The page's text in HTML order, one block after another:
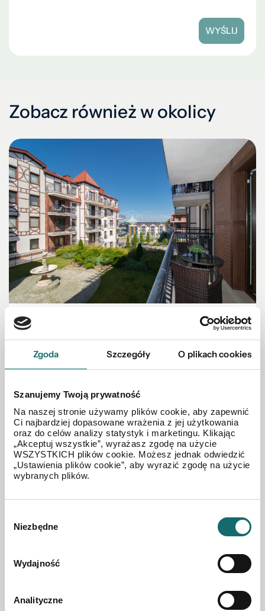
Zgoda Szczegóły O plikach cookies
Szanujemy Twoją prywatność
Na naszej stronie używamy plików cookie, aby zapewnić
Ci najbardziej dopasowane wrażenia z jej użytkowania
oraz do celów analizy statystyk i marketingu. Klikając
„Akceptuj wszystkie”, wyrażasz zgodę na użycie
WSZYSTKICH plików cookie. Możesz jednak odwiedzić
„Ustawienia plików cookie”, aby wyrazić zgodę na użycie
wybranych plików.
zgody
Niezbędne
Wydajność
Analityczne
WYŚLIJ
Zobacz również w okolicy
MIESZKANIE NA SPRZEDAŻ
Krynica Morska | ul. Przyjaźni | 41 m² | piętro 1/4
990 000 PLN